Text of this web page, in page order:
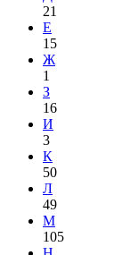
21
Е
15
Ж
1
З
16
И
3
К
50
Л
49
М
105